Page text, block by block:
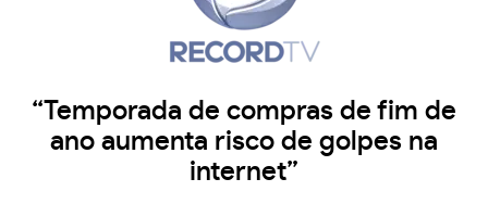
“Temporada de compras de fim de
ano aumenta risco de golpes na
internet”